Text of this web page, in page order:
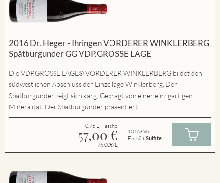
2016 Dr. Heger - Ihringen VORDERER WINKLERBERG
Spätburgunder GG VDP.GROSSE LAGE
Die VDP.GROSSE LAGE® VORDERER WINKLERBERG bildet den
südwestlichen Abschluss der Einzellage Winklerberg. Der
Spätburgunder zeigt sich karg. Geprägt von einer einzigartigen
Mineralität. Der Spätburgunder präsentiert...
0.75 L Flasche
57,00 €
76.00€/L
13.5 % Vol
EnthältSulfite